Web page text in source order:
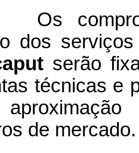
dos
serão
técnicas e
de mercado.